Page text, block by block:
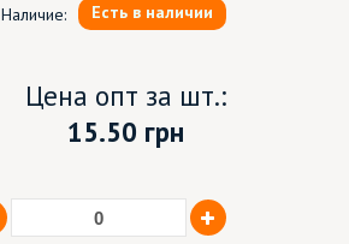
Наличие: Есть в наличии
Цена опт за шт.:
15.50 грн